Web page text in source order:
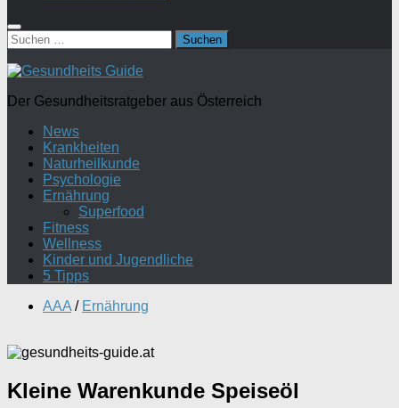
Suchen
nach:
Der Gesundheitsratgeber aus Österreich
News
Krankheiten
Naturheilkunde
Psychologie
Ernährung
Superfood
Fitness
Wellness
Kinder und Jugendliche
5 Tipps
AAA / Ernährung
Kleine Warenkunde Speiseöl